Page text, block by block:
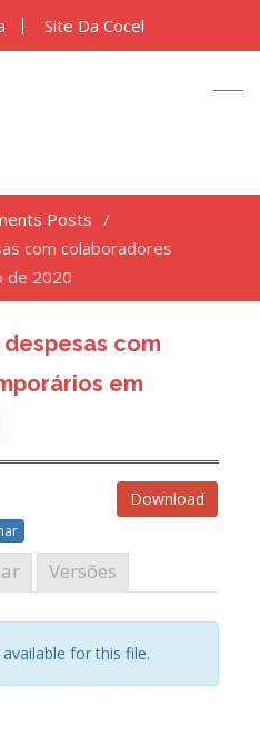
Site Da Cocel
Posts
com colaboradores
de 2020
com
em
Download
Versões
for this file.